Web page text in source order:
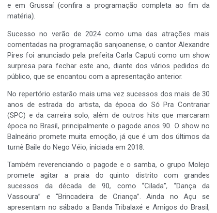
e em Grussaí (confira a programação completa ao fim da
matéria).
Sucesso no verão de 2024 como uma das atrações mais
comentadas na programação sanjoanense, o cantor Alexandre
Pires foi anunciado pela prefeita Carla Caputi como um show
surpresa para fechar este ano, diante dos vários pedidos do
público, que se encantou com a apresentação anterior.
No repertório estarão mais uma vez sucessos dos mais de 30
anos de estrada do artista, da época do Só Pra Contrariar
(SPC) e da carreira solo, além de outros hits que marcaram
época no Brasil, principalmente o pagode anos 90. O show no
Balneário promete muita emoção, já que é um dos últimos da
turnê Baile do Nego Véio, iniciada em 2018.
Também reverenciando o pagode e o samba, o grupo Molejo
promete agitar a praia do quinto distrito com grandes
sucessos da década de 90, como “Cilada”, “Dança da
Vassoura” e “Brincadeira de Criança”. Ainda no Açu se
apresentam no sábado a Banda Tribalaxé e Amigos do Brasil,